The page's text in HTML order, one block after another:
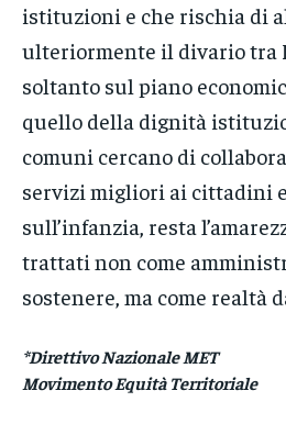
istituzioni e che rischia di
ulteriormente il divario tra
soltanto sul piano
quello della dignità
comuni cercano di
servizi migliori ai cittadini
sull’infanzia, resta
trattati non come
sostenere, ma come realtà
*Direttivo Nazionale MET
Movimento Equità Territoriale